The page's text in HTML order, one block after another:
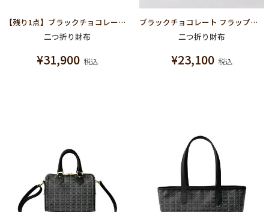
【残り1点】ブラックチョコレート ショートウォレット（財布）
二つ折り財布
¥31,900 税込
ブラックチョコレート フラップショートウォレット（財布）
二つ折り財布
¥23,100 税込